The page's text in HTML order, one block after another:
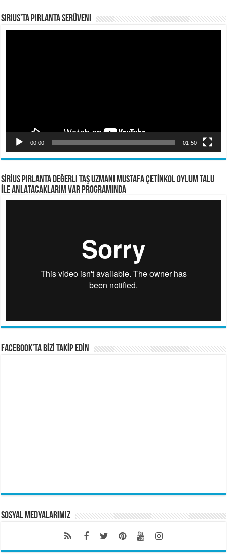
Sirius’ta Pırlanta Serüveni
00:00 01:50
SİRİUS PIRLANTA Değerli Taş Uzmanı Mustafa ÇETİNKOL OYLUM TALU
İLE ANLATACAKLARIM VAR PROGRAMINDA
FACEBOOK’TA BİZİ TAKİP EDİN
Sosyal Medyalarımız